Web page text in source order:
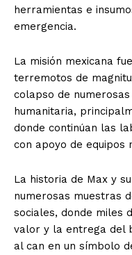
herramientas e
emergencia.
La misión mexicana
terremotos de
colapso de
humanitaria,
donde continúan las
con apoyo de equipos
La historia de Max y
numerosas muestras
sociales, donde miles
valor y la entrega del
al can en un símbolo